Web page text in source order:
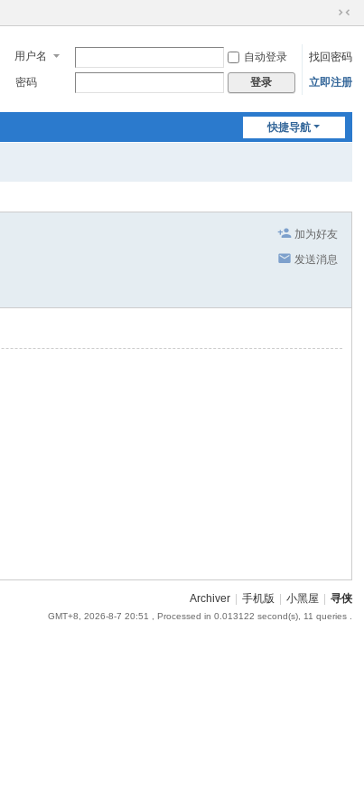
切
到
窄
用户名 自动登录
找回密码
密码
登录 立即注册
快捷导航
加为好友
发送消息
Archiver 手机版 小黑屋 寻侠
GMT+8, 2026-8-7 20:51 , Processed in 0.013122 second(s), 11 queries .